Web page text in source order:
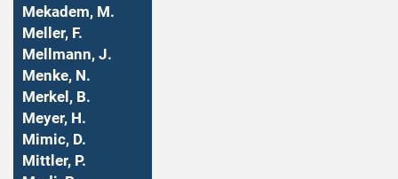
Mekadem, M.
Meller, F.
Mellmann, J.
Menke, N.
Merkel, B.
Meyer, H.
Mimic, D.
Mittler, P.